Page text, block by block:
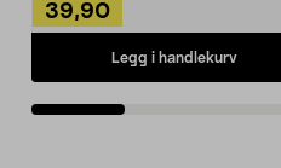
39,90
Legg i handlekurv